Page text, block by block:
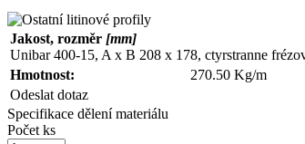
Jakost, rozměr [mm]
Unibar 400-15, A x B 208 x 178, ctyrstranne
Hmotnost:
270.50 Kg/m
Odeslat dotaz
Specifikace dělení materiálu
Počet ks